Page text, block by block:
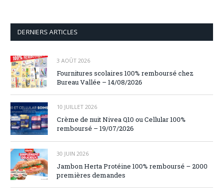
DERNIERS ARTICLES
3 AOÛT 2026
Fournitures scolaires 100% remboursé chez
Bureau Vallée – 14/08/2026
10 JUILLET 2026
Crème de nuit Nivea Q10 ou Cellular 100%
remboursé – 19/07/2026
30 JUIN 2026
Jambon Herta Protéine 100% remboursé – 2000
premières demandes